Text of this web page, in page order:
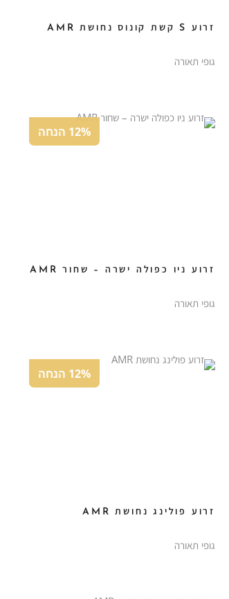
זרוע S קשת קונוס נחושת AMR
גופי תאורה
12% הנחה
זרוע ניו כפולה ישרה – שחור AMR
גופי תאורה
12% הנחה
זרוע פולינג נחושת AMR
גופי תאורה